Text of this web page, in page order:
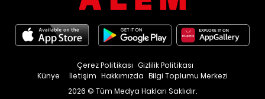
Künye İletişim Hakkımızda Bilgi Toplumu Merkezi
Çerez Politikası Gizlilik Politikası
2026 © Tüm Medya Hakları Saklıdır.